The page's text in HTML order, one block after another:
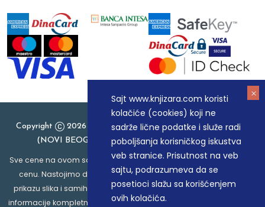
Sajt www.knjizara.com koristi
kolačiće (cookies) koji ne
sadrže lične podatke i služe radi
poboljšanja korisničkog iskustva
veb stranice. Prisutnost na veb
sajtu, podrazumeva da se
posetioci slažu sa korišćenjem
ovih kolačića.
Copyright
2026 Knjizara.com - MAKART DOO BEOGRAD
(NOVI BEOGRAD), PIB: 105184104, MB: 20337524
Sve cene na ovom sajtu iskazane su u dinarima. PDV je uračunat u
cenu. Nastojimo da budemo što precizniji u opisu proizvoda,
prikazu slika i samih cena, ali ne možemo garantovati da su sve
informacije kompletne i bez grešaka. Svi artikli prikazani na sajtu su